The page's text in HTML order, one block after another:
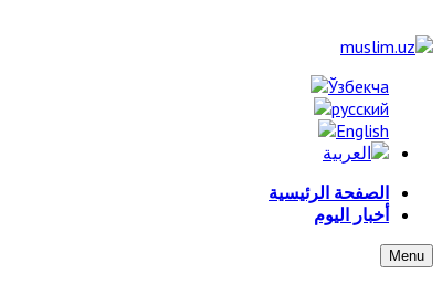
الصفحة الرئيسية
أخبار اليوم
Menu